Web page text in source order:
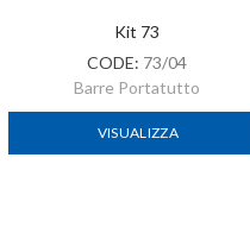
Kit 73
CODE: 73/04
Barre Portatutto
VISUALIZZA